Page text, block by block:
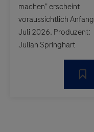
machen” erscheint
voraussichtlich Anfang
Juli 2026. Produzent:
Julian Springhart